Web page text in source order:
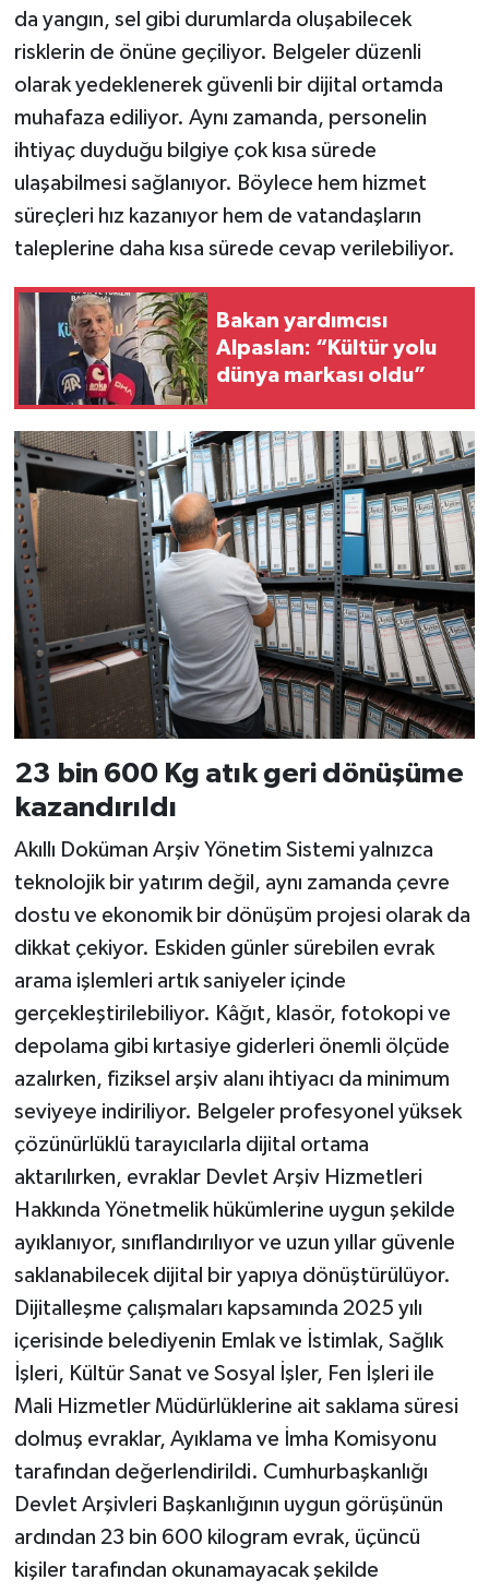
da yangın, sel gibi durumlarda oluşabilecek
risklerin de önüne geçiliyor. Belgeler düzenli
olarak yedeklenerek güvenli bir dijital ortamda
muhafaza ediliyor. Aynı zamanda, personelin
ihtiyaç duyduğu bilgiye çok kısa sürede
ulaşabilmesi sağlanıyor. Böylece hem hizmet
süreçleri hız kazanıyor hem de vatandaşların
taleplerine daha kısa sürede cevap verilebiliyor.
Bakan yardımcısı
Alpaslan: “Kültür yolu
dünya markası oldu”
23 bin 600 Kg atık geri dönüşüme
kazandırıldı
Akıllı Doküman Arşiv Yönetim Sistemi yalnızca
teknolojik bir yatırım değil, aynı zamanda çevre
dostu ve ekonomik bir dönüşüm projesi olarak da
dikkat çekiyor. Eskiden günler sürebilen evrak
arama işlemleri artık saniyeler içinde
gerçekleştirilebiliyor. Kâğıt, klasör, fotokopi ve
depolama gibi kırtasiye giderleri önemli ölçüde
azalırken, fiziksel arşiv alanı ihtiyacı da minimum
seviyeye indiriliyor. Belgeler profesyonel yüksek
çözünürlüklü tarayıcılarla dijital ortama
aktarılırken, evraklar Devlet Arşiv Hizmetleri
Hakkında Yönetmelik hükümlerine uygun şekilde
ayıklanıyor, sınıflandırılıyor ve uzun yıllar güvenle
saklanabilecek dijital bir yapıya dönüştürülüyor.
Dijitalleşme çalışmaları kapsamında 2025 yılı
içerisinde belediyenin Emlak ve İstimlak, Sağlık
İşleri, Kültür Sanat ve Sosyal İşler, Fen İşleri ile
Mali Hizmetler Müdürlüklerine ait saklama süresi
dolmuş evraklar, Ayıklama ve İmha Komisyonu
tarafından değerlendirildi. Cumhurbaşkanlığı
Devlet Arşivleri Başkanlığının uygun görüşünün
ardından 23 bin 600 kilogram evrak, üçüncü
kişiler tarafından okunamayacak şekilde